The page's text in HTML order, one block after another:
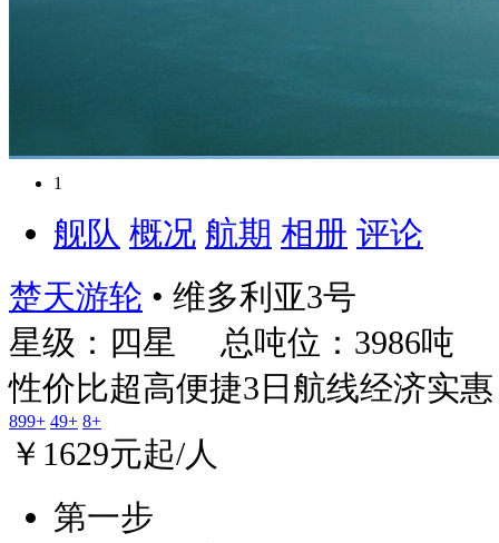
1
舰队 概况 航期 相册 评论
楚天游轮 • 维多利亚3号
星级：四星 总吨位：3986
性价比超高便捷3日航线经济实惠
899+ 49+ 8+
￥ 1629元起/人
第一步